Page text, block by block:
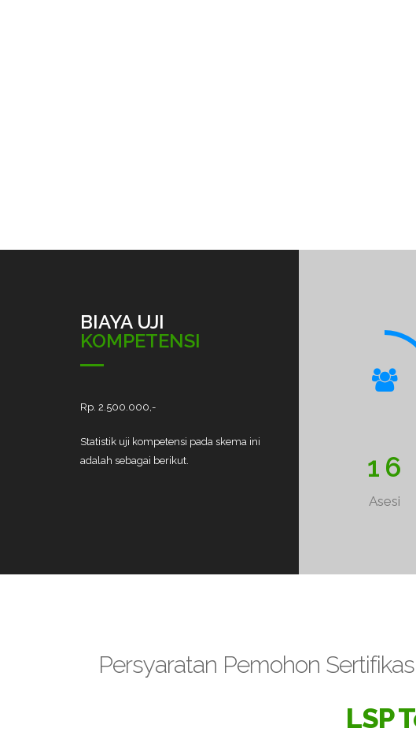
BIAYA UJI
KOMPETENSI
Rp. 2.500.000,-
Statistik uji kompetensi pada skema ini
adalah sebagai berikut.
1 6
Asesi
Persyaratan Pemohon
LSP